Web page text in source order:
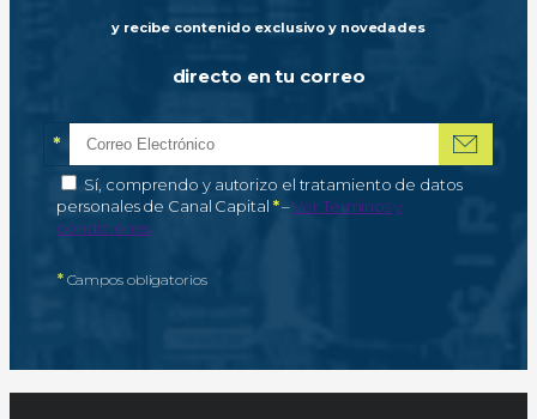
y recibe contenido exclusivo y novedades
directo en tu correo
Correo electrónico
*Campo obligatorio
Autorización de tratamiento de datos personales
Sí, comprendo y autorizo el tratamiento de datos
personales de Canal Capital *–Campo obligatorio
Ver Términos y
condiciones
*Campos obligatorios